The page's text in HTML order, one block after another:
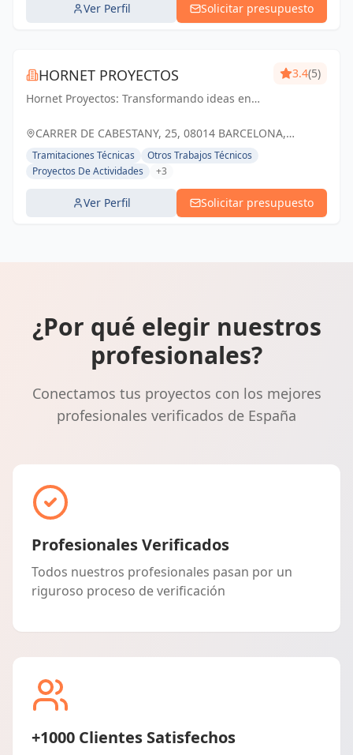
Ver Perfil Solicitar presupuesto
HORNET PROYECTOS
Hornet Proyectos: Transformando ideas en
impulsando el crecimiento de nuestros
3.4(5)
CARRER DE CABESTANY, 25, 08014 BARCELONA,
ESPAÑA, España
Tramitaciones Técnicas
Otros Trabajos Técnicos
Proyectos De Actividades
+3
Ver Perfil Solicitar presupuesto
¿Por qué elegir nuestros
profesionales?
Conectamos tus proyectos con los mejores
profesionales verificados de España
Profesionales Verificados
Todos nuestros profesionales pasan por un
riguroso proceso de verificación
+1000 Clientes Satisfechos